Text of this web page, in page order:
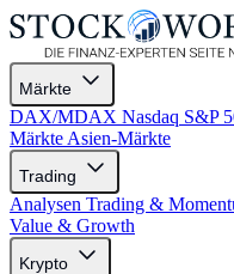
Märkte
DAX/MDAX Nasdaq S&P
Märkte Asien-Märkte
Trading
Analysen Trading &
Value & Growth
Krypto